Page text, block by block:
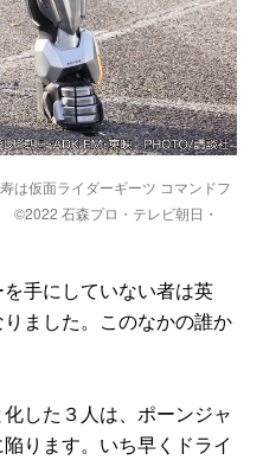
は仮面ライダーギーツ コマンドフ
石森プロ・テレビ朝日・
手にしていない者は英
ました。このなかの誰か
した３人は、ポーンジャ
ります。いち早くドライ